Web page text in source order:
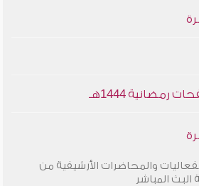
1444هـ
والمحاضرات الأرشيفية من
المباشر